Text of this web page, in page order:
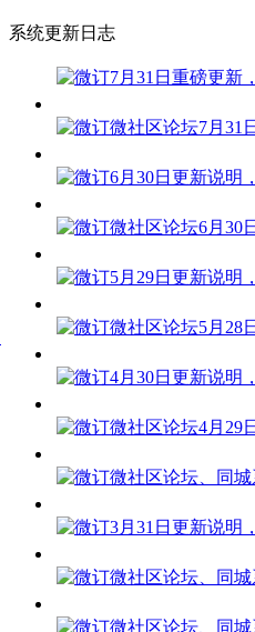
系统更新日志